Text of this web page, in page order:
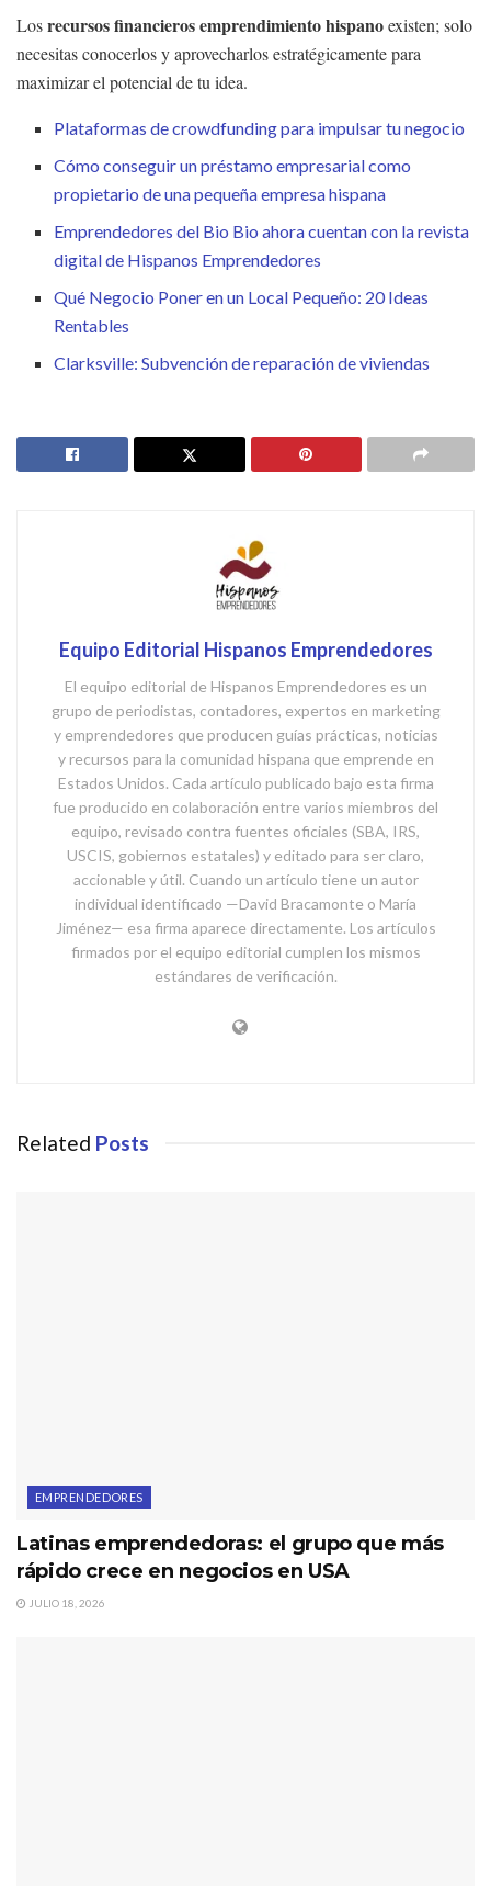
Losrecursos financieros emprendimiento hispanoexisten; solo
necesitas conocerlos y aprovecharlos estratégicamente para
maximizar el potencial de tu idea.
Plataformas de crowdfunding para impulsar tu negocio
Cómo conseguir un préstamo empresarial como
propietario de una pequeña empresa hispana
Emprendedores del Bio Bio ahora cuentan con la revista
digital de Hispanos Emprendedores
Qué Negocio Poner en un Local Pequeño: 20 Ideas
Rentables
Clarksville: Subvención de reparación de viviendas
Equipo Editorial Hispanos Emprendedores
El equipo editorial de Hispanos Emprendedores es un
grupo de periodistas, contadores, expertos en marketing
y emprendedores que producen guías prácticas, noticias
y recursos para la comunidad hispana que emprende en
Estados Unidos. Cada artículo publicado bajo esta firma
fue producido en colaboración entre varios miembros del
equipo, revisado contra fuentes oficiales (SBA, IRS,
USCIS, gobiernos estatales) y editado para ser claro,
accionable y útil. Cuando un artículo tiene un autor
individual identificado —David Bracamonte o María
Jiménez— esa firma aparece directamente. Los artículos
firmados por el equipo editorial cumplen los mismos
estándares de verificación.
Related Posts
EMPRENDEDORES
Latinas emprendedoras: el grupo que más
rápido crece en negocios en USA
JULIO 18, 2026